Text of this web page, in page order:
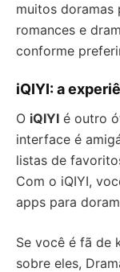
muitos doramas
romances e
conforme
iQIYI: a
O iQIYI é outro
interface é
listas de
Com o iQIYI,
apps para
Se você é fã de
sobre eles,